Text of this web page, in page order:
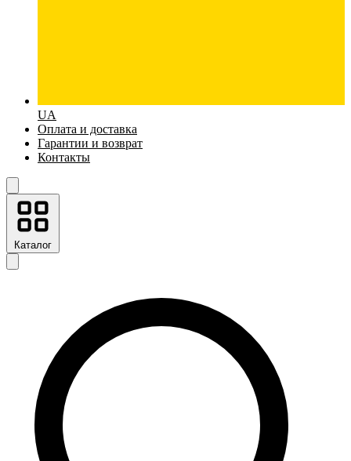
UA
Оплата и доставка
Гарантии и возврат
Контакты
Каталог